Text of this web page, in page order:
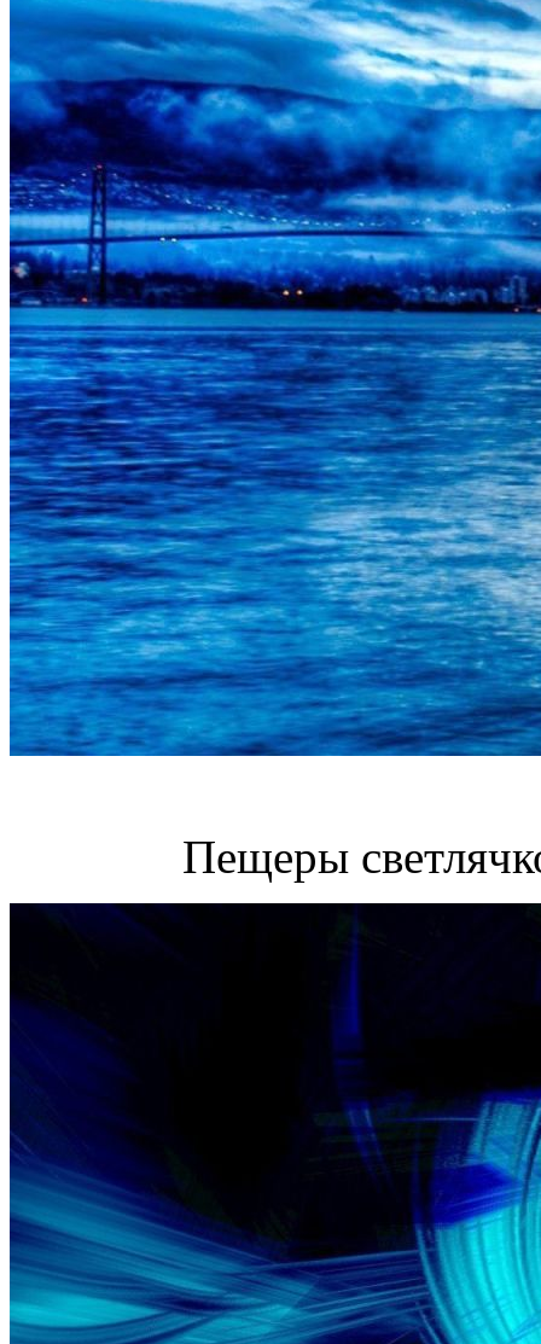
Пещеры